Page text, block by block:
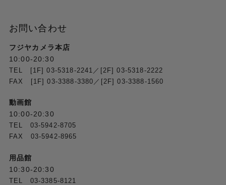
お問い合わせ
フジヤカメラ本店
10:00-20:30
TEL [1F] 03-5318-2241／[2F] 03-5318-2222
FAX [1F] 03-3388-3380／[2F] 03-3388-1560
動画館
10:00-20:30
TEL 03-5942-8705
FAX 03-5942-8965
用品館
10:30-20:30
TEL 03-3385-8121